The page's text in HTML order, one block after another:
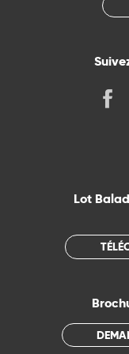
Lot